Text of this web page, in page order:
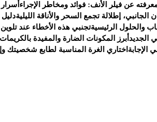
عن فيلر الأنف: فوائد ومخاطر الإجراء
الجانبي، إطلالة تجمع السحر والأناقة الليلية
والحلول الرئيسيةتجنبي هذه الأخطاء عند
الجديد أبرز المكونات الضارة والمفيدة
الإجابة اختاري الغرة المناسبة لطابع شخصيتك